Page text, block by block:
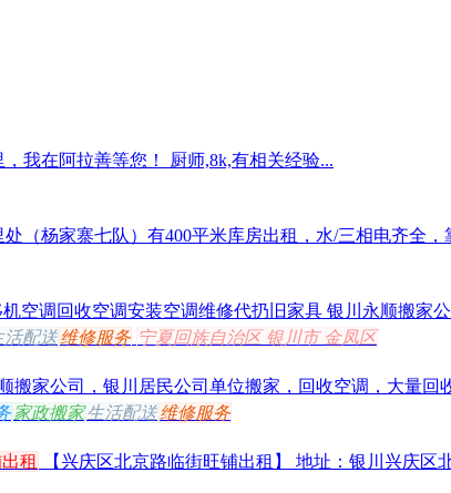
我在阿拉善等您！ 厨师,8k,有相关经验...
（杨家寨七队）有400平米库房出租，水/三相电齐全，
空调回收空调安装空调维修代扔旧家具 银川永顺搬家公
活配送维修服务 宁夏回族自治区 银川市 金凤区
搬家公司，银川居民公司单位搬家，回收空调，大量回
家政搬家 生活配送维修服务
租 【兴庆区北京路临街旺铺出租】 地址：银川兴庆区